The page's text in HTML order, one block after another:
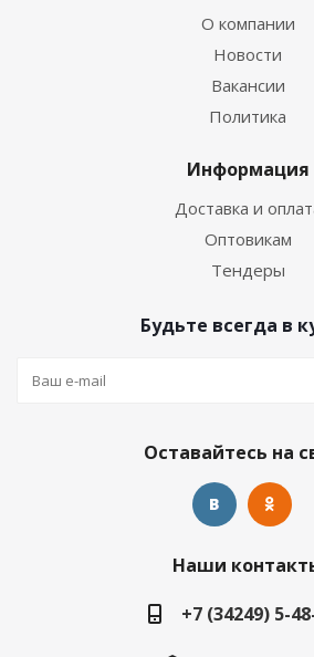
О компании
Новости
Вакансии
Политика
Информация
Доставка и
Оптовикам
Тендеры
Будьте всегда в
Оставайтесь на
Наши
+7 (34249) 5-